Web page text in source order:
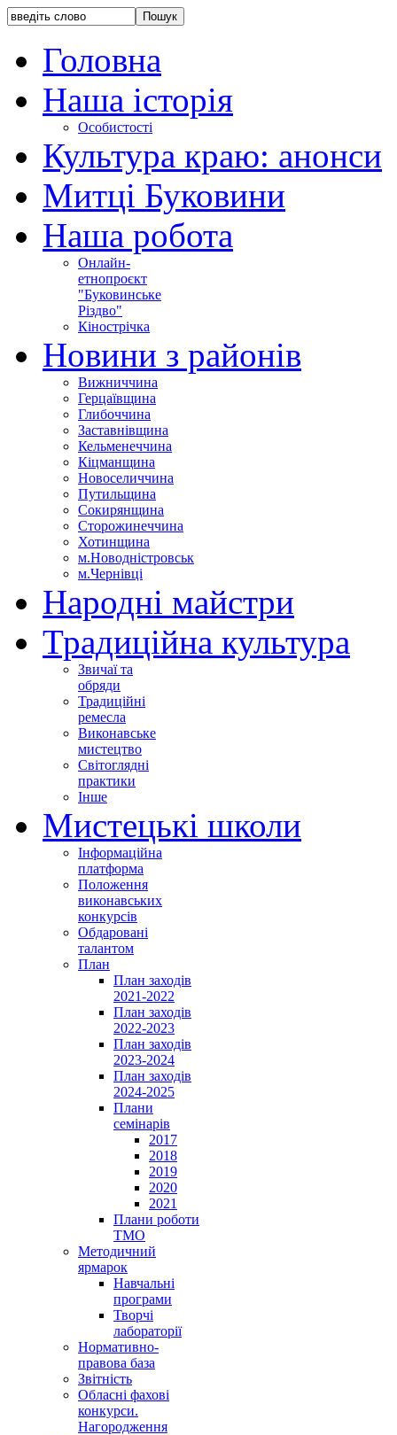
Головна
Наша історія
Особистості
Культура краю: анонси
Митці Буковини
Наша робота
Онлайн-
етнопроєкт
"Буковинське
Різдво"
Кінострічка
Новини з районів
Вижниччина
Герцаївщина
Глибоччина
Заставнівщина
Кельменеччина
Кіцманщина
Новоселиччина
Путильщина
Сокирянщина
Сторожинеччина
Хотинщина
м.Новодністровськ
м.Чернівці
Народні майстри
Традиційна культура
Звичаї та
обряди
Традиційні
ремесла
Виконавське
мистецтво
Світоглядні
практики
Інше
Мистецькі школи
Інформаційна
платформа
Положення
виконавських
конкурсів
Обдаровані
талантом
План
План заходів
2021-2022
План заходів
2022-2023
План заходів
2023-2024
План заходів
2024-2025
Плани
семінарів
2017
2018
2019
2020
2021
Плани роботи
ТМО
Методичний
ярмарок
Навчальні
програми
Творчі
лабораторії
Нормативно-
правова база
Звітність
Обласні фахові
конкурси.
Нагородження